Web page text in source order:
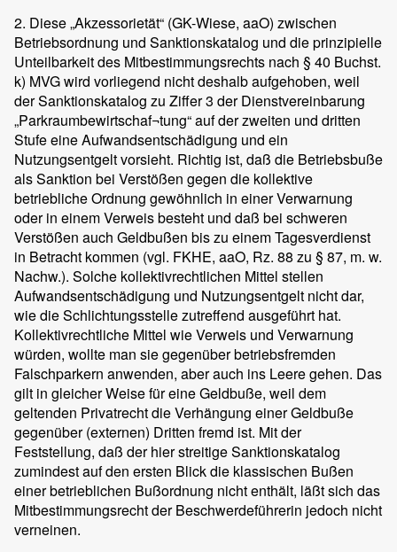
2. Diese „Akzessorietät“ (GK-Wiese, aaO) zwischen
Betriebsordnung und Sanktionskatalog und die prinzipielle
Unteilbarkeit des Mitbestimmungsrechts nach § 40 Buchst.
k) MVG wird vorliegend nicht deshalb aufgehoben, weil
der Sanktionskatalog zu Ziffer 3 der Dienstvereinbarung
„Parkraumbewirtschaf¬tung“ auf der zweiten und dritten
Stufe eine Aufwandsentschädigung und ein
Nutzungsentgelt vorsieht. Richtig ist, daß die Betriebsbuße
als Sanktion bei Verstößen gegen die kollektive
betriebliche Ordnung gewöhnlich in einer Verwarnung
oder in einem Verweis besteht und daß bei schweren
Verstößen auch Geldbußen bis zu einem Tagesverdienst
in Betracht kommen (vgl. FKHE, aaO, Rz. 88 zu § 87, m. w.
Nachw.). Solche kollektivrechtlichen Mittel stellen
Aufwandsentschädigung und Nutzungsentgelt nicht dar,
wie die Schlichtungsstelle zutreffend ausgeführt hat.
Kollektivrechtliche Mittel wie Verweis und Verwarnung
würden, wollte man sie gegenüber betriebsfremden
Falschparkern anwenden, aber auch ins Leere gehen. Das
gilt in gleicher Weise für eine Geldbuße, weil dem
geltenden Privatrecht die Verhängung einer Geldbuße
gegenüber (externen) Dritten fremd ist. Mit der
Feststellung, daß der hier streitige Sanktionskatalog
zumindest auf den ersten Blick die klassischen Bußen
einer betrieblichen Bußordnung nicht enthält, läßt sich das
Mitbestimmungsrecht der Beschwerdeführerin jedoch nicht
verneinen.